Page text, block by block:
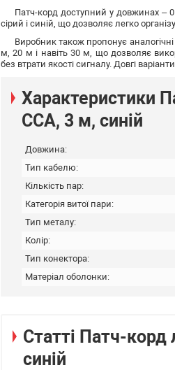
Патч-корд доступний у довжинах –
сірий і синій, що дозволяє легко
Виробник також пропонує
м, 20 м і навіть 30 м, що дозволяє
без втрати якості сигналу. Довгі
Характеристики
CCA, 3 м, синій
Довжина:
Тип кабелю:
Кількість пар:
Категорія витої пари:
Тип металу:
Колір:
Тип конектора:
Матеріал оболонки:
Статті Патч-корд
синій